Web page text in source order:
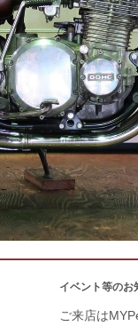
イベント等のお
ご来店は